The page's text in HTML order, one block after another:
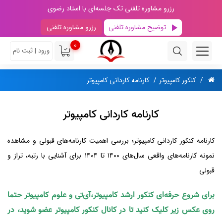
رزرو مشاوره تلفنی تک جلسه‌ای با استاد رضوی
توضیح مشاوره تلفنی
رزرو مشاوره تلفنی
0
ورود | ثبت نام
کنکور کامپیوتر کارنامه کاردانی کامپیوتر
کارنامه کاردانی کامپیوتر
کارنامه کنکور کاردانی کامپیوتر؛ بررسی اهمیت کارنامه‌های قبولی و مشاهده
نمونه کارنامه‌های واقعی سال‌های ۱۴۰۰ تا ۱۴۰۴ برای آشنایی با رتبه، تراز و
قبولی
برای شروع حرفه‌ای کنکور ارشد کامپیوتر،آی‌تی و علوم کامپیوتر حتما
روی عکس زیر کلیک کنید تا در کانال کنکور کامپیوتر عضو شوید، در